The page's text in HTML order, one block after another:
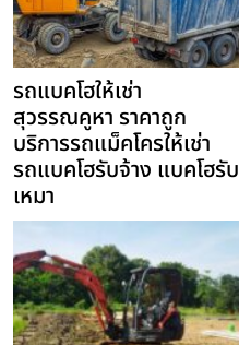
รถแบคโฮให้เช่า
สุวรรณคูหา ราคาถูก
บริการรถแม็คโครให้เช่า
รถแบคโฮรับจ้าง แบคโฮรับ
เหมา